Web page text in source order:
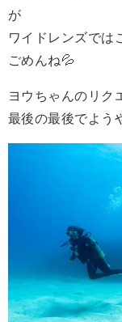
が
ワイドレンズでは
ごめんね💦
ヨウちゃんのリク
最後の最後でよう